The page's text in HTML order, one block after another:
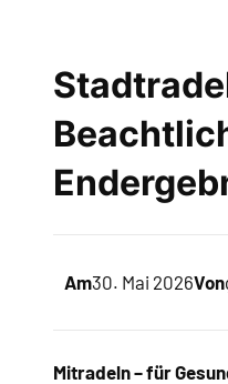
Am30. Mai 2026Von
Mitradeln – für